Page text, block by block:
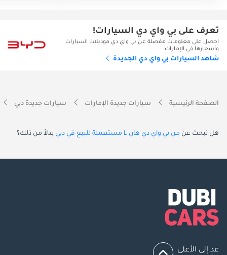
تعرف على بي واي دي السيارات!
احصل على معلومات مفصلة عن بي واي دي موديلات السيارات
وأسعارها في الإمارات
شاهد السيارات بي واي دي الجديدة
الصفحة الرئيسية سيارات جديدة الإمارات سيارات جديدة دبي
هل تبحث عن من بي واي دي هان L مستعملة للبيع في دبي بدلاً من ذلك؟
عد إلى الأعلى